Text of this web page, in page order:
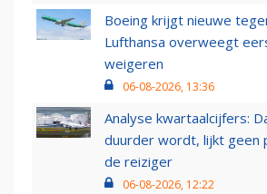
Boeing krijgt nieuwe
Lufthansa overweegt
weigeren
06-08-2026, 13:36
Analyse kwartaalcijfers:
duurder wordt, lijkt geen
de reiziger
06-08-2026, 12:22